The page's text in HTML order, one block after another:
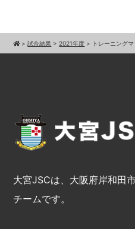
>試合結果 > 2021年度 > トレーニング
大宮JSCは、大阪府岸和田
チームです。